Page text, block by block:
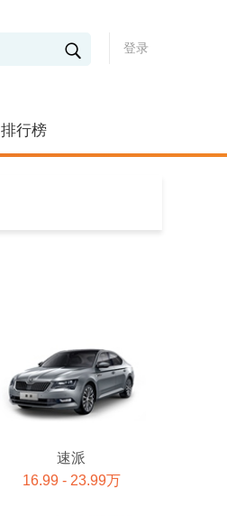
登录
排行榜
速派
16.99 - 23.99万